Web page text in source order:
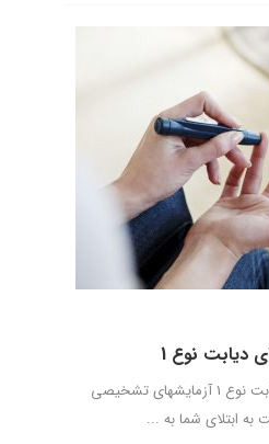
نوع 1
آزمایش ها و تست های دیابت نوع 1 آزمایش­های تشخیصی